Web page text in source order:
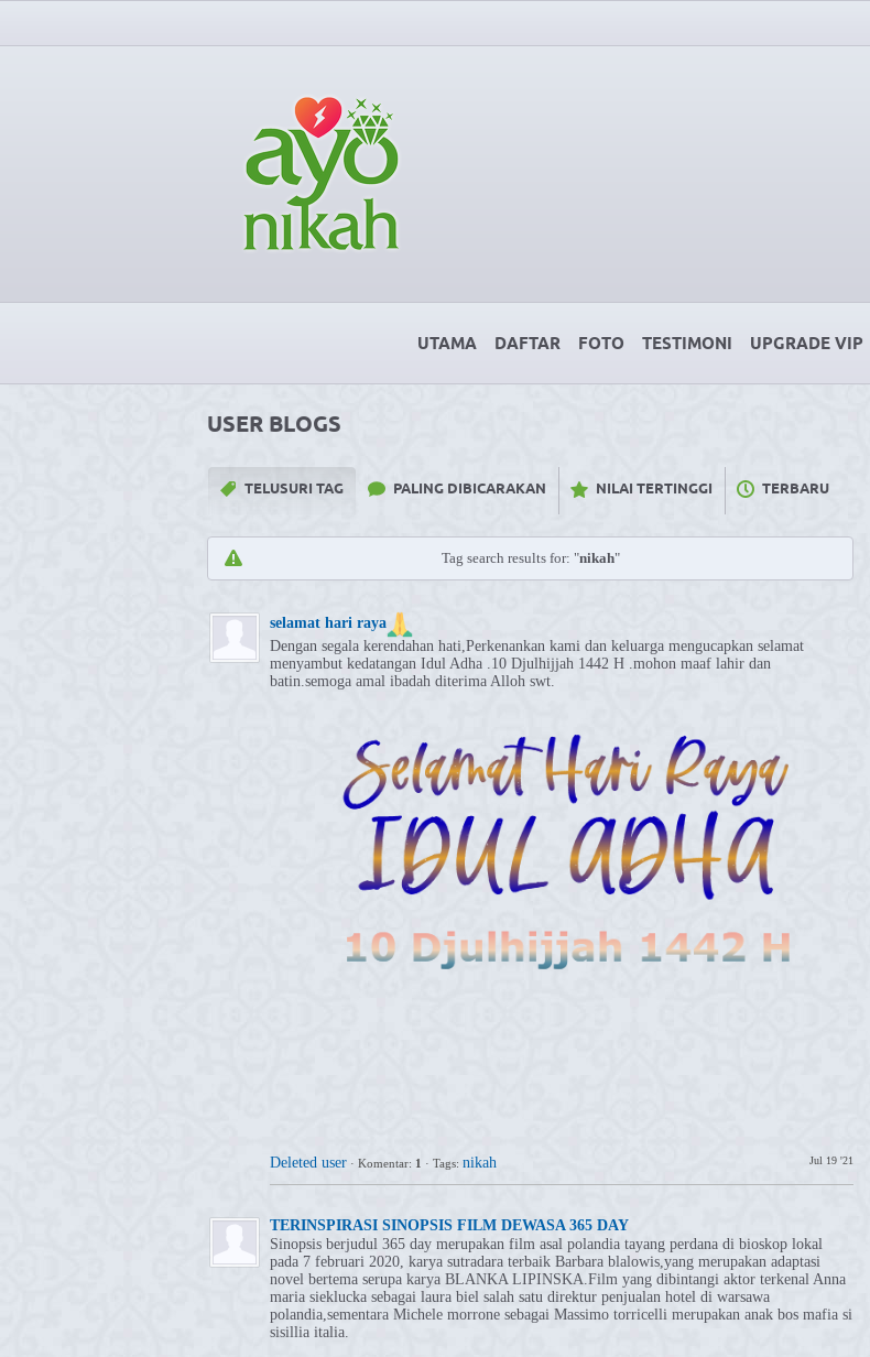
UTAMA DAFTAR FOTO TESTIMONI UPGRADE VIP
USER BLOGS
TELUSURI TAG PALING DIBICARAKAN NILAI TERTINGGI TERBARU
Tag search results for: "nikah"
selamat hari raya
Dengan segala kerendahan hati,Perkenankan kami dan keluarga mengucapkan selamat
menyambut kedatangan Idul Adha .10 Djulhijjah 1442 H .mohon maaf lahir dan
batin.semoga amal ibadah diterima Alloh swt.
Deleted user Jul 19 '21
· Komentar: 1 · Tags: nikah
TERINSPIRASI SINOPSIS FILM DEWASA 365 DAY
Sinopsis berjudul 365 day merupakan film asal polandia tayang perdana di bioskop lokal
pada 7 februari 2020, karya sutradara terbaik Barbara blalowis,yang merupakan adaptasi
novel bertema serupa karya BLANKA LIPINSKA.Film yang dibintangi aktor terkenal Anna
maria sieklucka sebagai laura biel salah satu direktur penjualan hotel di warsawa
polandia,sementara Michele morrone sebagai Massimo torricelli merupakan anak bos mafia si
sisillia italia.